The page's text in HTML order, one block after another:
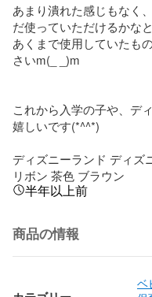
あまり潰れた感じもなく
だ使っていただけるかな
あくまで使用していたも
さいm(_ _)m
これから入学の子や、デ
嬉しいです(*^^*)
ディズニーランド ディズ
リボン 茶色 ブラウン
半年以上前
商品の情報
ベ